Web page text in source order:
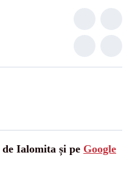
Ialomita și pe Google